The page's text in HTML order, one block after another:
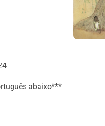
a impressão do livro.
na gráfica Zwart op wit .
abaixo***